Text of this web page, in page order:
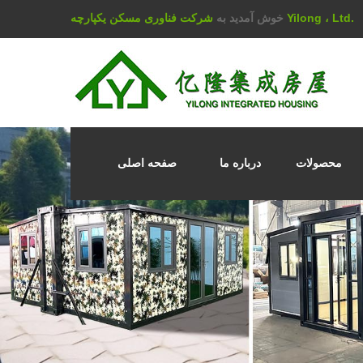
خوش آمدید به شرکت فناوری مسکن یکپارچه Yilong ، Ltd.
صفحه اصلی درباره ما محصولات